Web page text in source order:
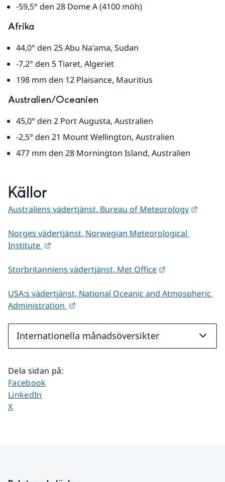
-59,5° den 28 Dome A (4100 möh)
Afrika
44,0° den 25 Abu Na'ama, Sudan
-7,2° den 5 Tiaret, Algeriet
198 mm den 12 Plaisance, Mauritius
Australien/Oceanien
45,0° den 2 Port Augusta, Australien
-2,5° den 21 Mount Wellington, Australien
477 mm den 28 Mornington Island, Australien
Källor
Australiens vädertjänst, Bureau of Meteorology
Norges vädertjänst, Norwegian Meteorological
Institute
Storbritanniens vädertjänst, Met Office
USA:s vädertjänst, National Oceanic and Atmospheric
Administration
Internationella månadsöversikter
Dela sidan på:
Dela sidan på
Facebook
Dela sidan på
LinkedIn
Dela sidan på
X